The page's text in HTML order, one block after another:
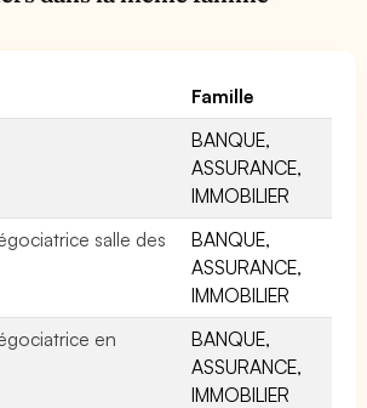
Famille
BANQUE,
ASSURANCE,
IMMOBILIER
salle des
BANQUE,
ASSURANCE,
IMMOBILIER
en
BANQUE,
ASSURANCE,
IMMOBILIER